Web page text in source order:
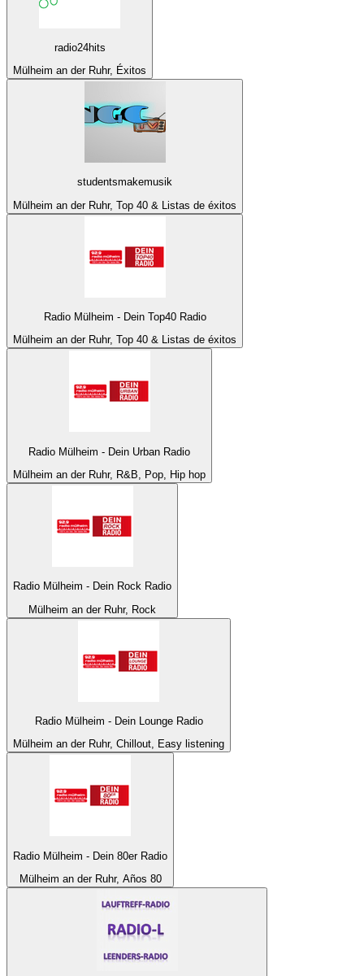
radio24hits
Mülheim an der Ruhr, Éxitos
studentsmakemusik
Mülheim an der Ruhr, Top 40 & Listas de éxitos
Radio Mülheim - Dein Top40 Radio
Mülheim an der Ruhr, Top 40 & Listas de éxitos
Radio Mülheim - Dein Urban Radio
Mülheim an der Ruhr, R&B, Pop, Hip hop
Radio Mülheim - Dein Rock Radio
Mülheim an der Ruhr, Rock
Radio Mülheim - Dein Lounge Radio
Mülheim an der Ruhr, Chillout, Easy listening
Radio Mülheim - Dein 80er Radio
Mülheim an der Ruhr, Años 80